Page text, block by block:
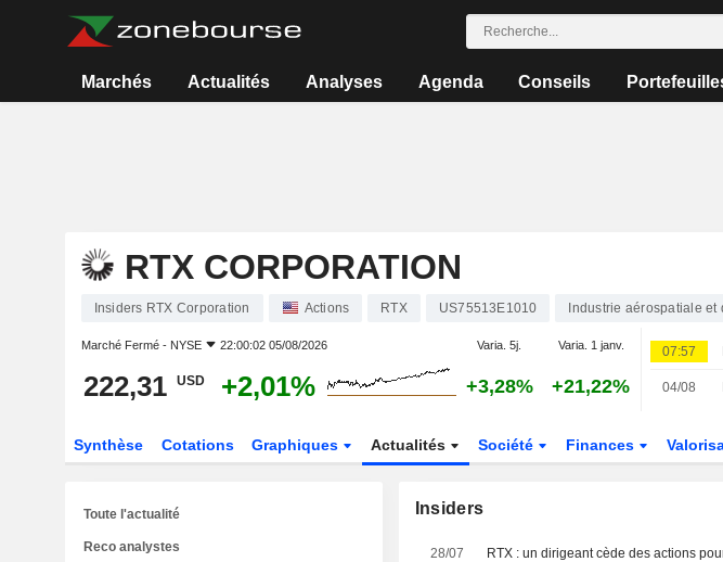
Marchés Actualités Analyses Agenda Conseils
RTX CORPORATION
Insiders RTX Corporation Actions RTX US75513E1010 Industrie aérospatiale et
Marché Fermé - NYSE 22:00:02 05/08/2026 Varia. 5j. Varia. 1 janv.
222,31 USD +2,01% +3,28% +21,22%
07:57
04/08
Synthèse Cotations Graphiques Actualités Société Finances
Insiders
28/07
Toute l'actualité
Reco analystes